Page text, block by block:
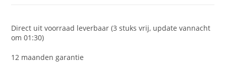
Direct uit voorraad leverbaar (3 stuks vrij, update vannacht
om 01:30)
12 maanden garantie